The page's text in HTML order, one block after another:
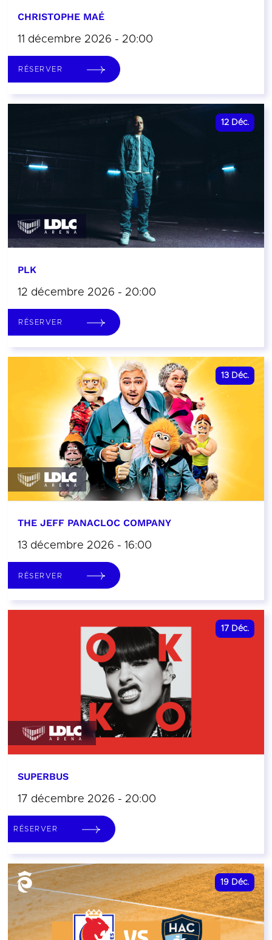
CHRISTOPHE MAÉ
11 décembre 2026 - 20:00
RÉSERVER
12 Déc.
PLK
12 décembre 2026 - 20:00
RÉSERVER
13 Déc.
THE JEFF PANACLOC COMPANY
13 décembre 2026 - 16:00
RÉSERVER
17 Déc.
SUPERBUS
17 décembre 2026 - 20:00
RÉSERVER
19 Déc.